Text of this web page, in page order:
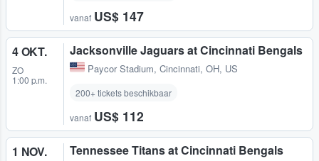
vanaf US$ 147
4 OKT.
ZO
1:00 p.m.
Jacksonville Jaguars at Cincinnati Bengals
Paycor Stadium, Cincinnati, OH, US
200+ tickets beschikbaar
vanaf US$ 112
1 NOV. Tennessee Titans at Cincinnati Bengals